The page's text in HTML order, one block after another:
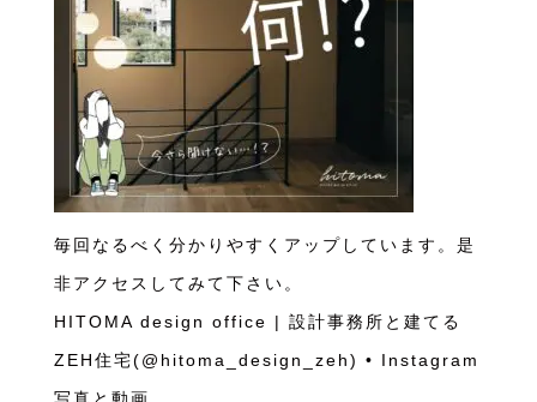
毎回なるべく分かりやすくアップしています。是
非アクセスしてみて下さい。
HITOMA design office | 設計事務所と建てる
ZEH住宅(@hitoma_design_zeh) • Instagram
写真と動画